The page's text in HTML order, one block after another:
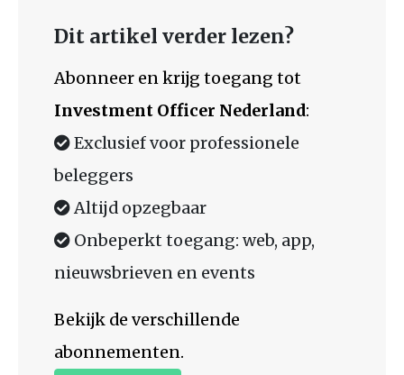
Dit artikel verder lezen?
Abonneer en krijg toegang tot
Investment Officer Nederland:
Exclusief voor professionele
beleggers
Altijd opzegbaar
Onbeperkt toegang: web, app,
nieuwsbrieven en events
Bekijk de verschillende
abonnementen.